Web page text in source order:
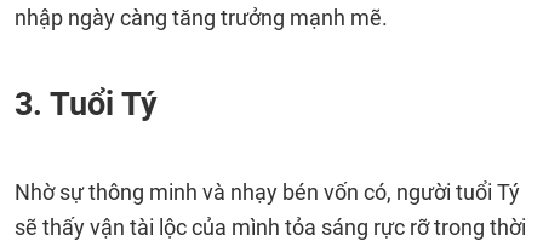
nhập ngày càng tăng trưởng mạnh mẽ.
3. Tuổi Tý
Nhờ sự thông minh và nhạy bén vốn có, người tuổi Tý
sẽ thấy vận tài lộc của mình tỏa sáng rực rỡ trong thời